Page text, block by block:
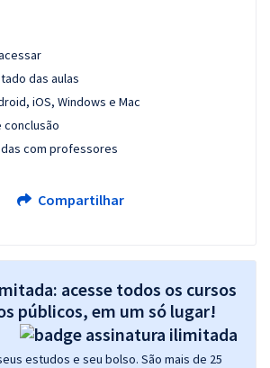
das aulas
iOS, Windows e Mac
com professores
Compartilhar
acesse todos os cursos
públicos, em um só lugar!
estudos e seu bolso. São mais de 25